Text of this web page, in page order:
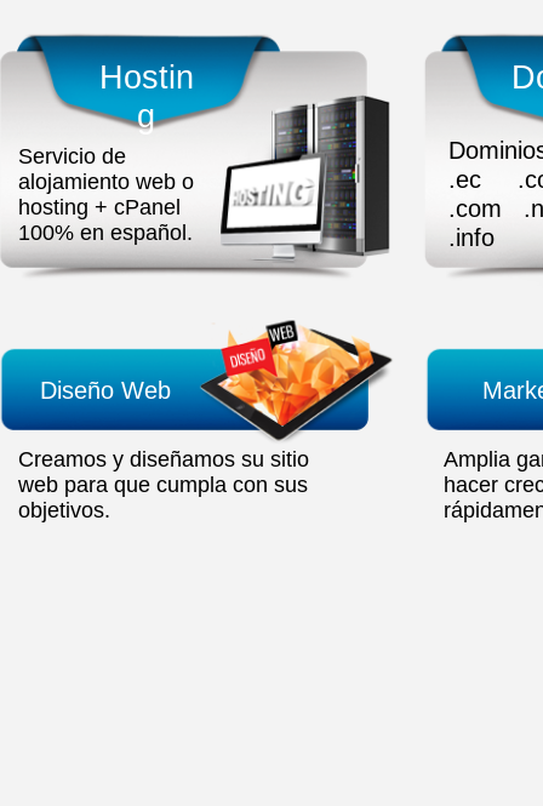
.ec
.com
.info
Hostin
g
Servicio de
alojamiento web o
hosting + cPanel
100% en español.
Amplia
hacer
Diseño Web
Creamos y diseñamos su sitio
web para que cumpla con sus
objetivos.